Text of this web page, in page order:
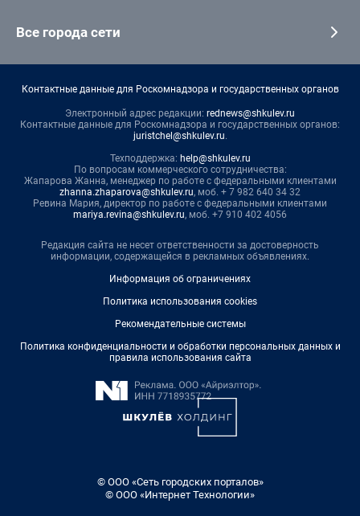
Все города сети
Контактные данные для Роскомнадзора и государственных органов
Электронный адрес редакции: rednews@shkulev.ru
Контактные данные для Роскомнадзора и государственных органов:
juristchel@shkulev.ru.
Техподдержка: help@shkulev.ru
По вопросам коммерческого сотрудничества:
Жапарова Жанна, менеджер по работе с федеральными клиентами
zhanna.zhaparova@shkulev.ru, моб. + 7 982 640 34 32
Ревина Мария, директор по работе с федеральными клиентами
mariya.revina@shkulev.ru, моб. +7 910 402 4056
Редакция сайта не несет ответственности за достоверность
информации, содержащейся в рекламных объявлениях.
Информация об ограничениях
Политика использования cookies
Рекомендательные системы
Политика конфиденциальности и обработки персональных данных и
правила использования сайта
© ООО «Сеть городских порталов»
© ООО «Интернет Технологии»